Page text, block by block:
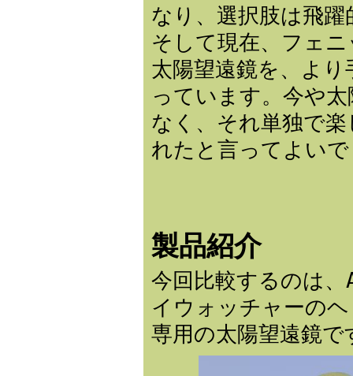
なり、選択肢は飛
そして現在、フェ
太陽望遠鏡を、よ
っています。今や
なく、それ単独で
れたと言ってよい
製品紹介
今回比較するのは、
イウォッチャーの
専用の太陽望遠鏡で